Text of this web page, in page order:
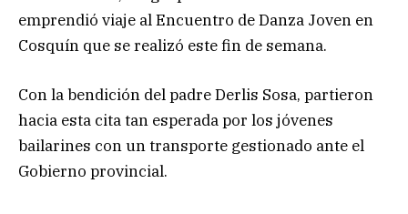
emprendió viaje al Encuentro de Danza Joven en
Cosquín que se realizó este fin de semana.
Con la bendición del padre Derlis Sosa, partieron
hacia esta cita tan esperada por los jóvenes
bailarines con un transporte gestionado ante el
Gobierno provincial.